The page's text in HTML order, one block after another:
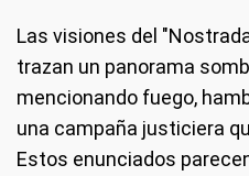
Las visiones del
trazan un panorama
mencionando fuego,
una campaña justiciera
Estos enunciados